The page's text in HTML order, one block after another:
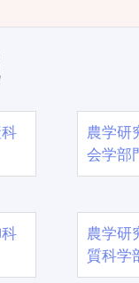
農学
会学部
農学
質科学